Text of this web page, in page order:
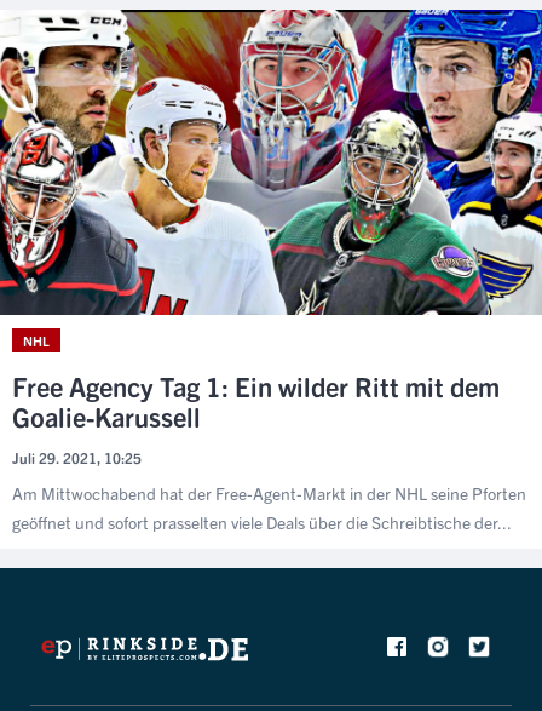
NHL
Free Agency Tag 1: Ein wilder Ritt mit dem
Goalie-Karussell
Juli 29. 2021, 10:25
Am Mittwochabend hat der Free-Agent-Markt in der NHL seine Pforten
geöffnet und sofort prasselten viele Deals über die Schreibtische der...